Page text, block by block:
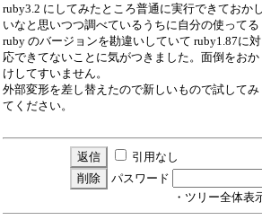
ruby3.2 にしてみたところ普通に実行できておかし
いなと思いつつ調べているうちに自分の使ってる
ruby のバージョンを勘違いしていて ruby1.87に対
応できてないことに気がつきました。面倒をおか
けしてすいません。
外部変形を差し替えたので新しいもので試してみ
てください。
引用なし
パスワード
・ツリー全体表